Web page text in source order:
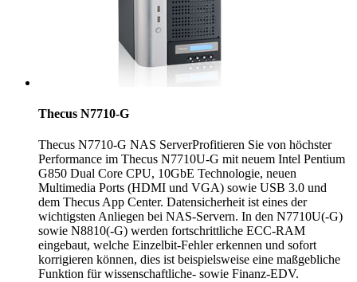
Thecus N7710-G
Thecus N7710-G NAS ServerProfitieren Sie von höchster
Performance im Thecus N7710U-G mit neuem Intel Pentium
G850 Dual Core CPU, 10GbE Technologie, neuen
Multimedia Ports (HDMI und VGA) sowie USB 3.0 und
dem Thecus App Center. Datensicherheit ist eines der
wichtigsten Anliegen bei NAS-Servern. In den N7710U(-G)
sowie N8810(-G) werden fortschrittliche ECC-RAM
eingebaut, welche Einzelbit-Fehler erkennen und sofort
korrigieren können, dies ist beispielsweise eine maßgebliche
Funktion für wissenschaftliche- sowie Finanz-EDV.